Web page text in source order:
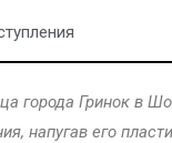
города Гринок в
напугав его